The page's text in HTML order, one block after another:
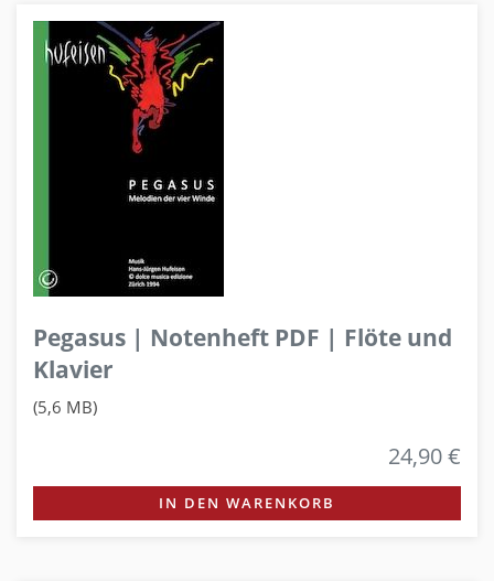
Pegasus | Notenheft PDF | Flöte und
Klavier
(5,6 MB)
24,90 €
IN DEN WARENKORB